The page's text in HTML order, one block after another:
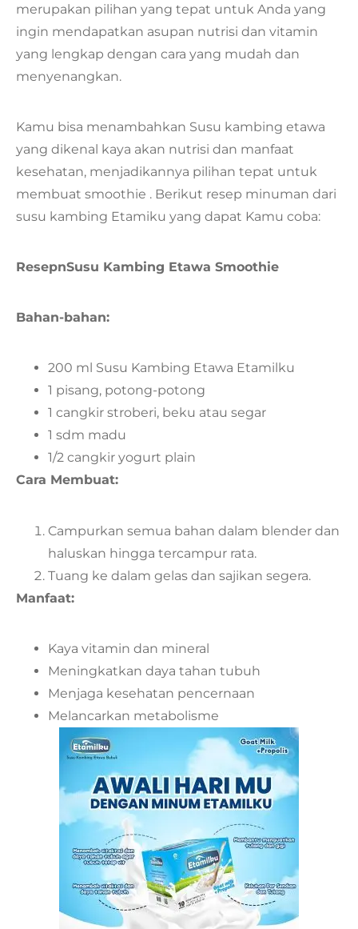
merupakan pilihan yang tepat untuk Anda yang
ingin mendapatkan asupan nutrisi dan vitamin
yang lengkap dengan cara yang mudah dan
menyenangkan.
Kamu bisa menambahkan Susu kambing etawa
yang dikenal kaya akan nutrisi dan manfaat
kesehatan, menjadikannya pilihan tepat untuk
membuat smoothie . Berikut resep minuman dari
susu kambing Etamiku yang dapat Kamu coba:
ResepnSusu Kambing Etawa Smoothie
Bahan-bahan:
200 ml Susu Kambing Etawa Etamilku
1 pisang, potong-potong
1 cangkir stroberi, beku atau segar
1 sdm madu
1/2 cangkir yogurt plain
Cara Membuat:
Campurkan semua bahan dalam blender dan
haluskan hingga tercampur rata.
Tuang ke dalam gelas dan sajikan segera.
Manfaat:
Kaya vitamin dan mineral
Meningkatkan daya tahan tubuh
Menjaga kesehatan pencernaan
Melancarkan metabolisme